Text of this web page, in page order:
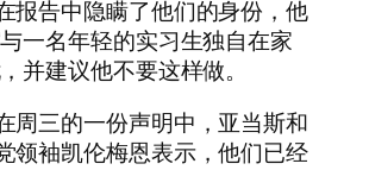
报告中隐瞒了他们的身份，他
一名年轻的实习生独自在家
并建议他不要这样做。
周三的一份声明中，亚当斯和
领袖凯伦梅恩表示，他们已经